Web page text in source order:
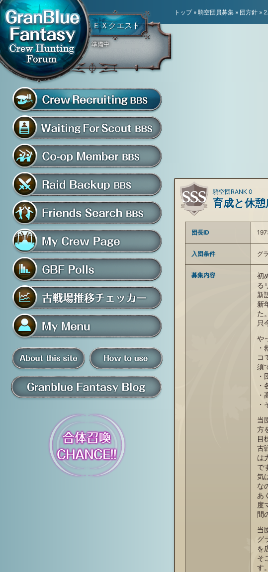
グラブル騎空団募集掲示
騎空団員募集掲示板
騎空団入団希望掲示板
共闘部屋・メンバー掲示板
マルチバトル救援募集掲示板
フレンド募集掲示板
マイ騎空団ページ
グラブルアンケート
古戦場推移チェッカー
マイメニュー
騎空団員募集掲示板 掲示板の使い方
ＥＸクエスト
準備中
トップ»騎空団員募集 » 団方針 »
育成と休憩
騎空団RANK 0
団長ID
入団条件 グ
募集内容
初
る
新
新
た。
只
や
コ
須
当
方
目
古
は
で
気
な
あ
度
間
当
グ
を
そ
す。